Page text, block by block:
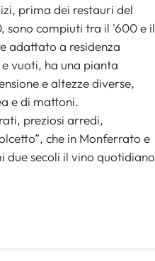
prima dei restauri del
sono compiuti tra il '600 e il
adattato a residenza
vuoti, ha una pianta
e altezze diverse,
e di mattoni.
preziosi arredi,
che in Monferrato e
due secoli il vino quotidiano